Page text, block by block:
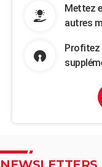
Mettez
autres
Profitez